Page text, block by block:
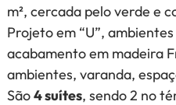
m², cercada pelo verde e
Projeto em “U”,
acabamento em madeira
ambientes, varanda,
São4 suítes, sendo 2 no